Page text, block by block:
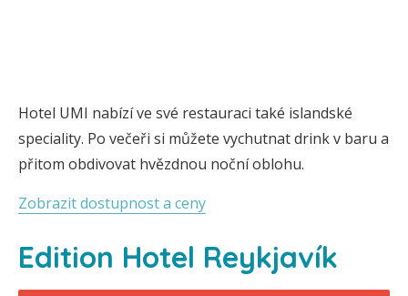
Hotel UMI nabízí ve své restauraci také islandské
speciality. Po večeři si můžete vychutnat drink v baru a
přitom obdivovat hvězdnou noční oblohu.
Zobrazit dostupnost a ceny
Edition Hotel Reykjavík